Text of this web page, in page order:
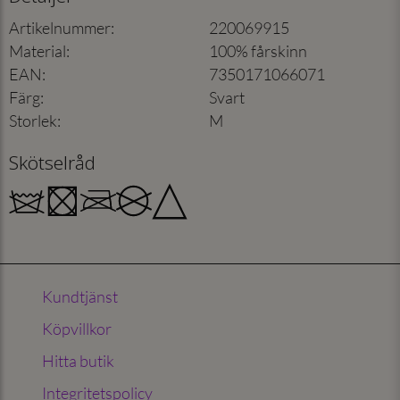
Artikelnummer:
220069915
Material:
100% fårskinn
EAN:
7350171066071
Färg:
Svart
Storlek: M
Skötselråd
Kundtjänst
Köpvillkor
Hitta butik
Integritetspolicy